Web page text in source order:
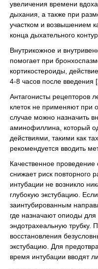
увеличения времени
дыхания, а также при
участком и возвышением
конца дыхательного
Внутрикожное и
помогает при
кортикостероиды,
4-8 часов после введения
Антагонисты рецепторов
клеток не применяют при
случае можно назначить
аминофиллина, который
действиями, такими как
рекомендуется вводить
Качественное
снижает риск повторного
интубации не возникло
глубокую экстубацию.
заинтубированным
где назначают опиоды
эндотрахеальную трубку.
восстановления
экстубацию. Для
время интубации вводят